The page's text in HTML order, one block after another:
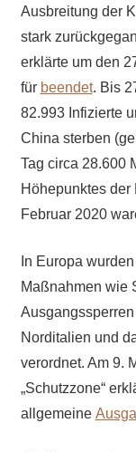
Ausbreitung der
stark
erklärte um den
für beendet. Bis
82.993 Infizierte
China sterben
Tag circa 28.600
Höhepunktes der
Februar 2020
In Europa
Maßnahmen wie
Norditalien und
verordnet. Am 9.
„Schutzzone“
allgemeine